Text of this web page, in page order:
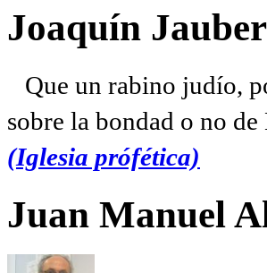
Joaquín
Que un rabino judío,
sobre la bondad o no
(Iglesia prófética)
Juan Manuel